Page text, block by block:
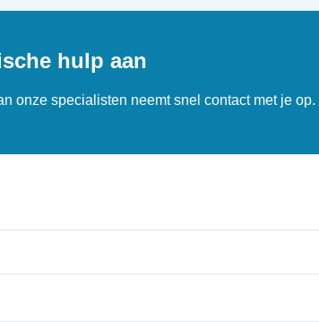
hulp aan
onze specialisten neemt snel contact met je